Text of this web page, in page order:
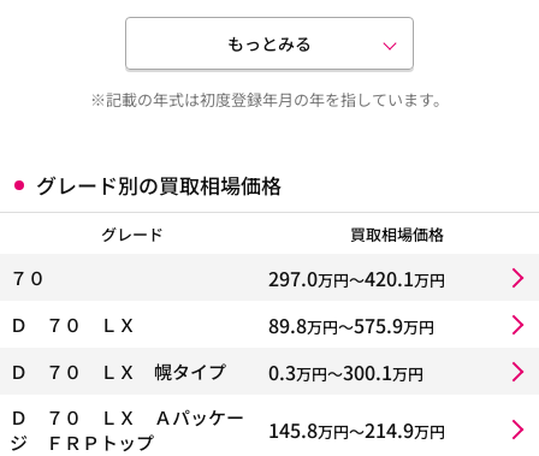
もっとみる
※記載の年式は初度登録年月の年を指しています。
グレード別の買取相場価格
グレード 買取相場価格
７０ 297.0万円〜420.1万円
Ｄ ７０ ＬＸ 89.8万円〜575.9万円
Ｄ ７０ ＬＸ 幌タイプ 0.3万円〜300.1万円
Ｄ ７０ ＬＸ Ａパッケー
ジ ＦＲＰトップ
145.8万円〜214.9万円